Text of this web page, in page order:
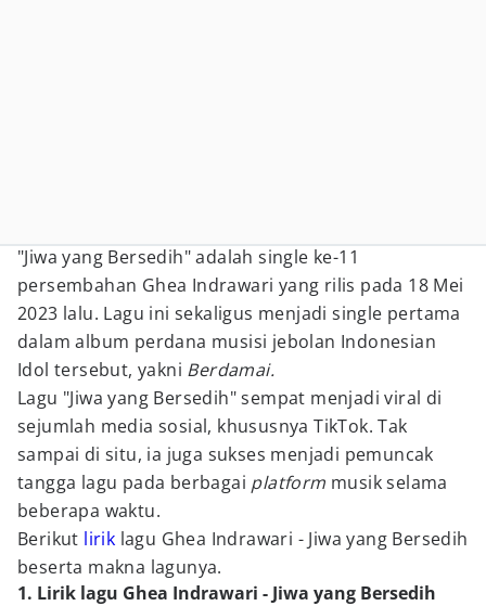
"Jiwa yang Bersedih" adalah single ke-11
persembahan Ghea Indrawari yang rilis pada 18 Mei
2023 lalu. Lagu ini sekaligus menjadi single pertama
dalam album perdana musisi jebolan Indonesian
Idol tersebut, yakni Berdamai.
Lagu "Jiwa yang Bersedih" sempat menjadi viral di
sejumlah media sosial, khususnya TikTok. Tak
sampai di situ, ia juga sukses menjadi pemuncak
tangga lagu pada berbagai platform musik selama
beberapa waktu.
Berikut lirik lagu Ghea Indrawari - Jiwa yang Bersedih
beserta makna lagunya.
1. Lirik lagu Ghea Indrawari - Jiwa yang Bersedih